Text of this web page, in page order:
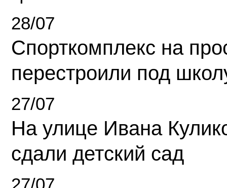
28/07
Спорткомплекс на
перестроили под
27/07
На улице Ивана
сдали детский сад